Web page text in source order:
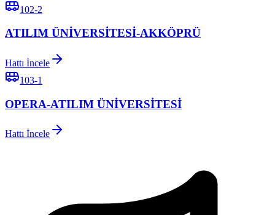
102-2
ATILIM ÜNİVERSİTESİ-AKKÖPRÜ
Hattı İncele
103-1
OPERA-ATILIM ÜNİVERSİTESİ
Hattı İncele